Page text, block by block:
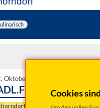
Cookies
Oktober 2026 19:00 Uhr
| Start in
, Gut Hötzing